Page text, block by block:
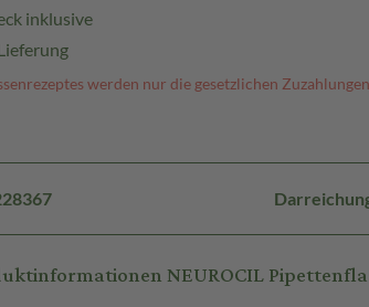
inklusive
werden nur die gesetzlichen
NEUROCIL